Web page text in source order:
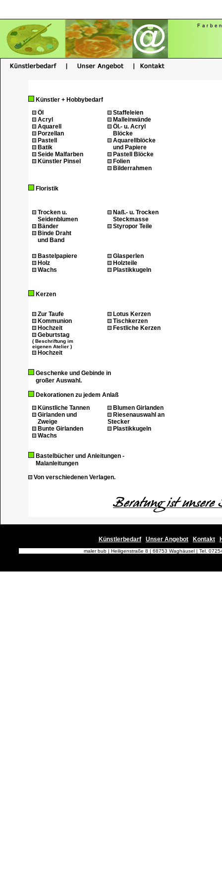
Künstler + Hobbybedarf
Öl
Acryl
Aquarell
Porzellan
Pastell
Batik
Seide Malfarben
Künstler Pinsel
Staffeleien
Malleinwände
Öl.- u. Acryl
Blöcke
Aquarellblöcke
und Papiere
Pastell Blöcke
Folien
Bilderrahmen
Floristik
Trocken u.
Seidenblumen
Bänder
Binde Draht
und Band
Naß.- u. Trocken
Steckmasse
Styropor Teile
Bastelpapiere
Holz
Wachs
Glasperlen
Holzteile
Plastikkugeln
Kerzen
Zur Taufe
Kommunion
Hochzeit
Geburtstag
( Beschriftung im
eigenen Atelier )
Hochzeit
Lotus Kerzen
Tischkerzen
Festliche Kerzen
Geschenke und Gebinde in
großer Auswahl.
Dekorationen zu jedem Anlaß
Künstliche Tannen
Girlanden und
Zweige
Bunte Girlanden
Wachs
Blumen Girlanden
Riesenauswahl an
Stecker
Plastikkugeln
Bastelbücher und Anleitungen -
Malanleitungen
Von verschiedenen Verlagen.
Künstlerbedarf Unser Angebot Kontakt
maler bub | Heiligenstraße 8 | 68753 Waghäusel | Tel.